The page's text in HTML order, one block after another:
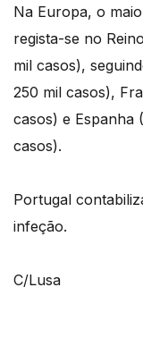
Na Europa, o
regista-se no
mil casos),
250 mil casos),
casos) e Espanha
casos).
Portugal
infeção.
C/Lusa